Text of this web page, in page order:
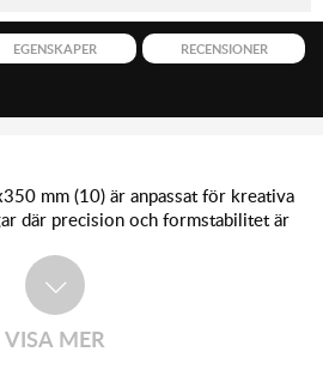
EGENSKAPER RECENSIONER
mm (10) är anpassat för kreativa
där precision och formstabilitet är
VISA MER